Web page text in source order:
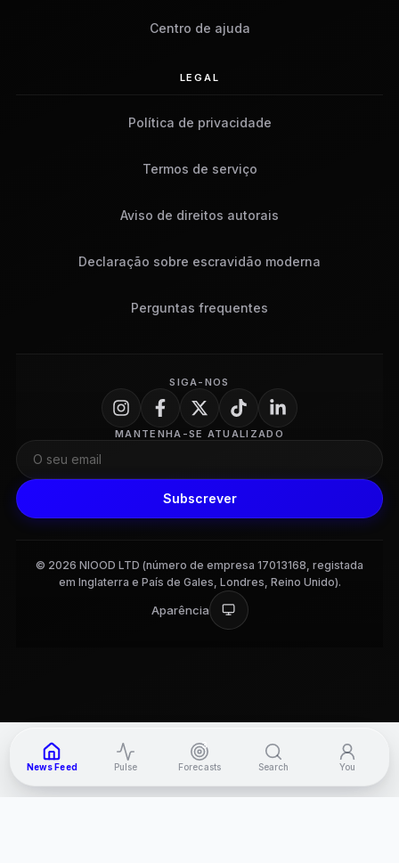
Centro de ajuda
LEGAL
Política de privacidade
Termos de serviço
Aviso de direitos autorais
Declaração sobre escravidão moderna
Perguntas frequentes
SIGA-NOS
MANTENHA-SE ATUALIZADO
Subscrever
© 2026 NIOOD LTD (número de empresa 17013168, registada
em Inglaterra e País de Gales, Londres, Reino Unido).
Aparência
News Feed Pulse
3
Forecasts Search You